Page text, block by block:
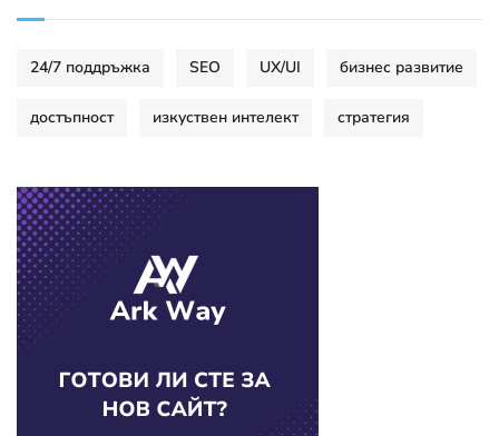
24/7 поддръжка SEO UX/UI бизнес развитие
достъпност изкуствен интелект стратегия